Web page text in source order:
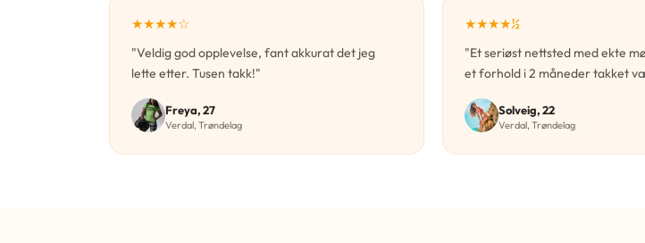
★★★★☆
"Veldig god opplevelse, fant akkurat det jeg
lette etter. Tusen takk!"
Freya, 27
Verdal, Trøndelag
★★★★½
"Et seriøst nettsted med ekte
et forhold i 2 måneder takket
Solveig, 22
Verdal, Trøndelag